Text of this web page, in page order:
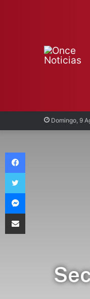
Domingo, 9
Facebook
Twitter
Messenger
Compartir vía Email